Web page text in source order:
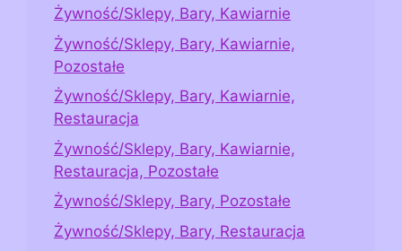
Żywność/Sklepy, Bary, Kawiarnie
Żywność/Sklepy, Bary, Kawiarnie,
Pozostałe
Żywność/Sklepy, Bary, Kawiarnie,
Restauracja
Żywność/Sklepy, Bary, Kawiarnie,
Restauracja, Pozostałe
Żywność/Sklepy, Bary, Pozostałe
Żywność/Sklepy, Bary, Restauracja